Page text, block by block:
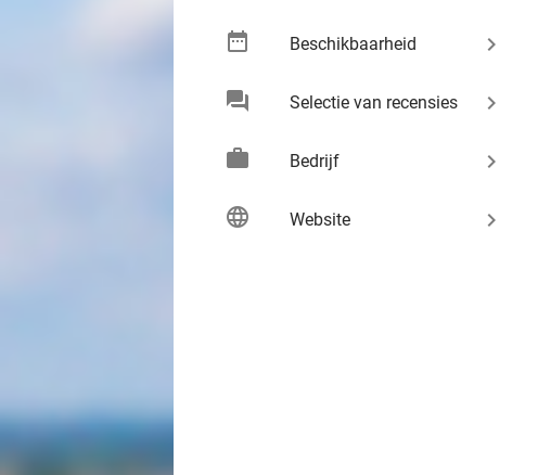
date_range Beschikbaarheid keyboard_arrow_right
chat Selectie van recensies keyboard_arrow_right
work Bedrijf keyboard_arrow_right
language Website keyboard_arrow_right